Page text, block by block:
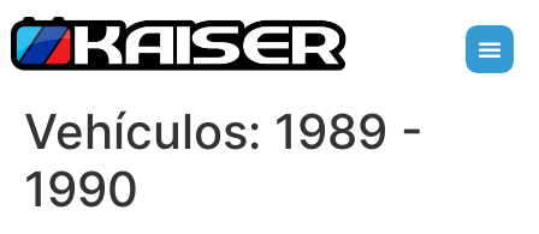
Vehículos: 1989 -
1990